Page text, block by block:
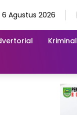
6 Agustus 2026
Kriminal